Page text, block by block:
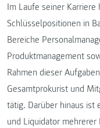
Im Laufe seiner Karriere
Schlüsselpositionen in
Bereiche
Produktmanagement
Rahmen dieser
Gesamtprokurist und
tätig. Darüber hinaus ist
und Liquidator